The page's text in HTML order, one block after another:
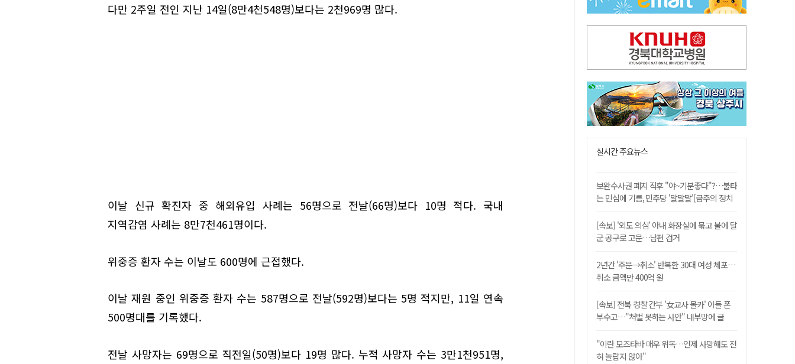
다만 2주일 전인 지난 14일(8만4천548명)보다는 2천969명 많다.
이날 신규 확진자 중 해외유입 사례는 56명으로 전날(66명)보다 10명 적다. 국내
지역감염 사례는 8만7천461명이다.
위중증 환자 수는 이날도 600명에 근접했다.
이날 재원 중인 위중증 환자 수는 587명으로 전날(592명)보다는 5명 적지만, 11일 연속
500명대를 기록했다.
전날 사망자는 69명으로 직전일(50명)보다 19명 많다. 누적 사망자 수는 3만1천951명,
노태악 출장에 부인 별도 일정 수행 직원도…보고서엔 '공식일정 참석'
실시간 주요뉴스
보완수사권 폐지 직후 "야~기분좋다"?…불타
는 민심에 기름, 민주당 '말말말'[금주의 정치
[속보] '외도 의심' 아내 화장실에 묶고 불에 달
군 공구로 고문…남편 검거
2년간 '주문→취소' 반복한 30대 여성 체포…
취소 금액만 400억 원
[속보] 전북 경찰 간부 '女교사 몰카' 아들 폰
부수고…"처벌 못하는 사안" 내부망에 글
"이란 모즈타바 매우 위독…언제 사망해도 전
혀 놀랍지 않아"